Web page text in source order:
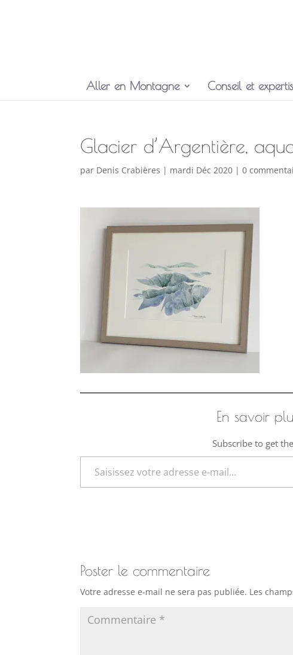
Aller en Montagne Conseil et
Glacier d’Argentière,
par Denis Crabières | mardi Déc 2020 |0
En savoir
Subscribe to get
Saisissez votre adresse e-mail…
Poster le commentaire
Votre adresse e-mail ne sera pas publiée. Les